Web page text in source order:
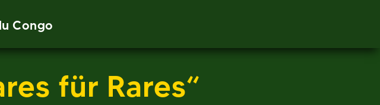
Congo
für Rares“